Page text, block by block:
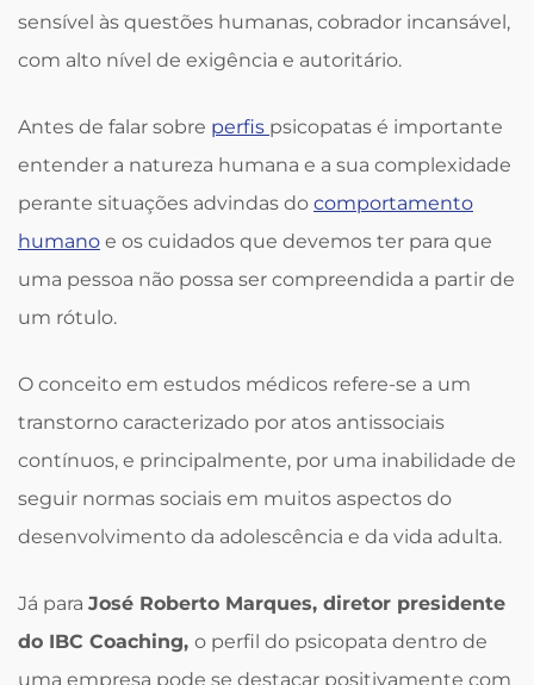
sensível às questões humanas, cobrador incansável,
com alto nível de exigência e autoritário.
Antes de falar sobre perfis psicopatas é importante
entender a natureza humana e a sua complexidade
perante situações advindas do comportamento
humano e os cuidados que devemos ter para que
uma pessoa não possa ser compreendida a partir de
um rótulo.
O conceito em estudos médicos refere-se a um
transtorno caracterizado por atos antissociais
contínuos, e principalmente, por uma inabilidade de
seguir normas sociais em muitos aspectos do
desenvolvimento da adolescência e da vida adulta.
Já para José Roberto Marques, diretor presidente
do IBC Coaching, o perfil do psicopata dentro de
uma empresa pode se destacar positivamente com